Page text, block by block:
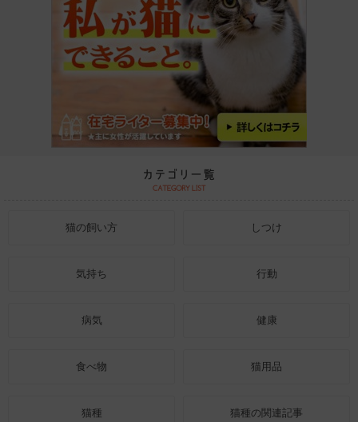
猫の飼い方 しつけ
気持ち 行動
病気 健康
食べ物 猫用品
猫種 猫種の関連記事